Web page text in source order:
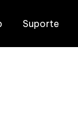
Suporte